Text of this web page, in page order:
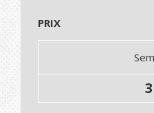
PRIX